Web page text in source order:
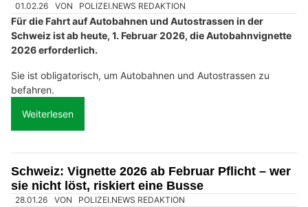
01.02.26 VON POLIZEI.NEWS REDAKTION
Für die Fahrt auf Autobahnen und Autostrassen in der
Schweiz ist ab heute, 1. Februar 2026, die Autobahnvignette
2026 erforderlich.
Sie ist obligatorisch, um Autobahnen und Autostrassen zu
befahren.
Weiterlesen
Schweiz: Vignette 2026 ab Februar Pflicht – wer
sie nicht löst, riskiert eine Busse
28.01.26 VON POLIZEI.NEWS REDAKTION